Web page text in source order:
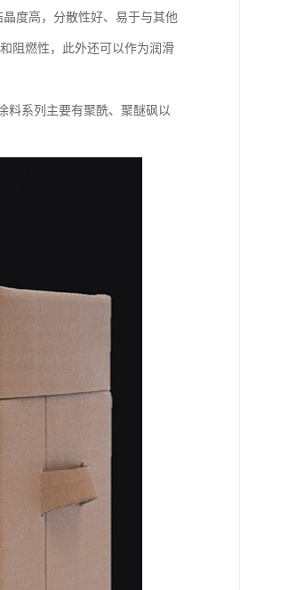
度高，分散性好、易于与其他
阻燃性，此外还可以作为润滑
料系列主要有聚酰、聚醚砜以